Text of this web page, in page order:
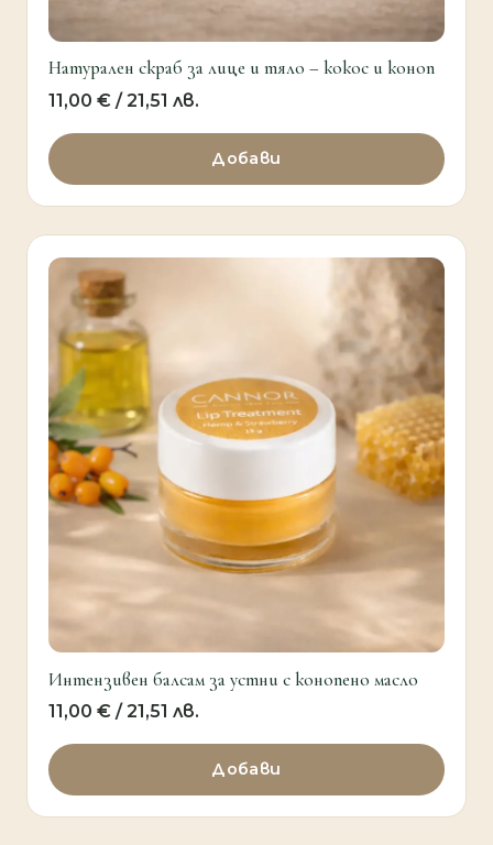
Натурален скраб за лице и тяло – кокос и коноп
11,00€ / 21,51 лв.
Добави
Интензивен балсам за устни с конопено масло
11,00€ / 21,51 лв.
Добави